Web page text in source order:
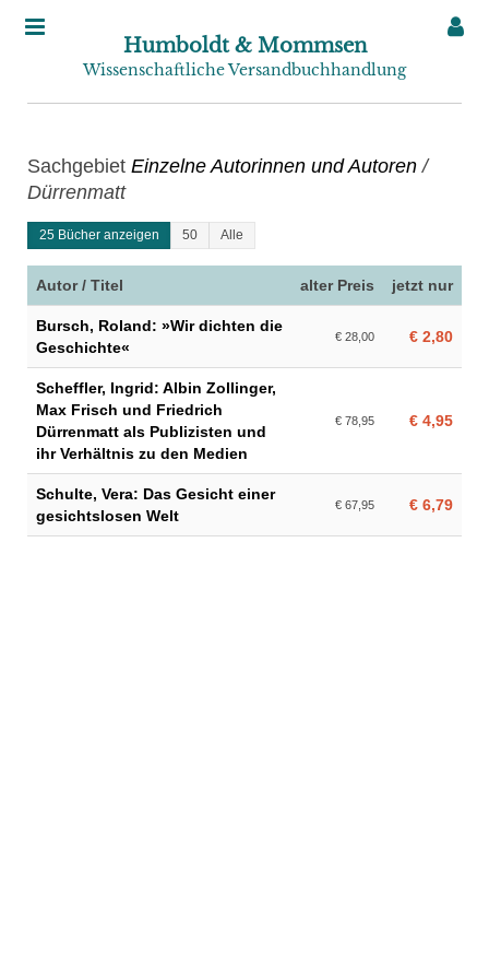
Humboldt & Mommsen
Wissenschaftliche Versandbuchhandlung
Sachgebiet Einzelne Autorinnen und Autoren /
Dürrenmatt
25 Bücher anzeigen 50 Alle
Autor / Titel alter Preis jetzt nur
Bursch, Roland: »Wir dichten die
Geschichte«
€ 28,00 € 2,80
Scheffler, Ingrid: Albin Zollinger,
Max Frisch und Friedrich
Dürrenmatt als Publizisten und
ihr Verhältnis zu den Medien
€ 78,95 € 4,95
Schulte, Vera: Das Gesicht einer
gesichtslosen Welt
€ 67,95 € 6,79